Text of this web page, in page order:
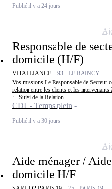
Publié il y a 24 jours
Responsable de
domicile (H/F)
VITALLIANCE - 93 - LE RAINCY
Vos missions Le Responsable de Secteur
relation entre les clients et les
: - Suivi de la Relation...
CDI - Temps plein
Publié il y a 30 jours
Aide ménager /
domicile H/F